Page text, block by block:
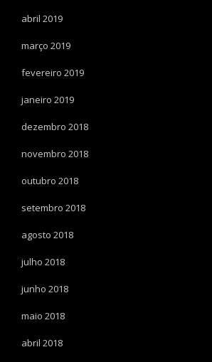
abril 2019
março 2019
fevereiro 2019
janeiro 2019
dezembro 2018
novembro 2018
outubro 2018
setembro 2018
agosto 2018
julho 2018
junho 2018
maio 2018
abril 2018